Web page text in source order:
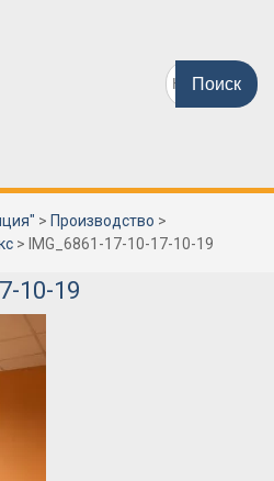
Поиск
по:
> Производство >
> IMG_6861-17-10-17-10-19
10-19